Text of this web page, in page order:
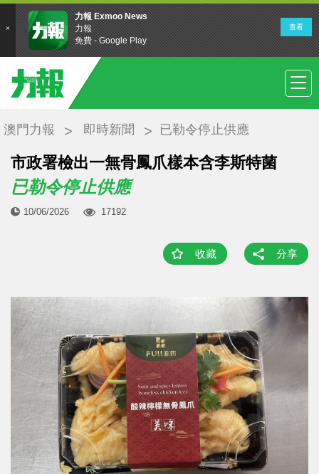
澳門力報 即時新聞 已勒令停止供應
市政署檢出一無骨鳳爪樣本含李斯特菌
已勒令停止供應
10/06/2026 17192
收藏 分享